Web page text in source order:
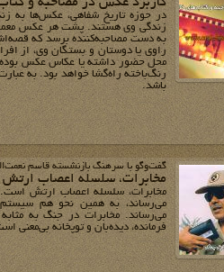
در حوزه تاریخ شفاهی، عکس‌‌ها به
زندگی وی هستند. پشت هر عکس
به دست مصاحبه‌‌کننده برسد که قصه‌‌اش
راوی یا دوستان و بستگان وی، از
محل حضور داشته یا عکاس عکس بوده
رنگ‌‌باخته راه‌‌گشا خواهد بود. به
باشد.
گفت‌وگو با سرهنگ بازنشسته قاسم
مخابرات، سلسله‌ اعصابِ ارتش
مخابرات، سلسله اعصاب ارتش
می‌رساند، به همین نحو هم
می‌رساند. مخابرات در جنگ به
فرمانده، دیده‌بان و توپخانه بی‌معنی